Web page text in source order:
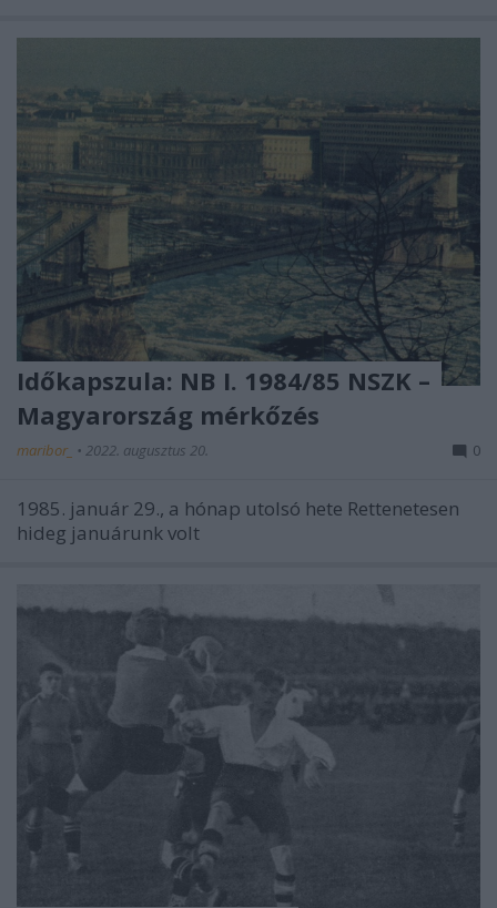
Időkapszula: NB I. 1984/85 NSZK –
Magyarország mérkőzés
maribor_ • 2022. augusztus 20. 0
1985. január 29., a hónap utolsó hete Rettenetesen
hideg januárunk volt